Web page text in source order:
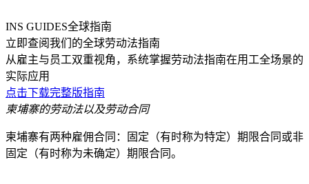
INS GUIDES全球指南
立即查阅我们的全球劳动法指南
从雇主与员工双重视角，系统掌握劳动法指南在用工全场景的
实际应用
点击下载完整版指南
柬埔寨的劳动法以及劳动合同
柬埔寨有两种雇佣合同：固定（有时称为特定）期限合同或非
固定（有时称为未确定）期限合同。